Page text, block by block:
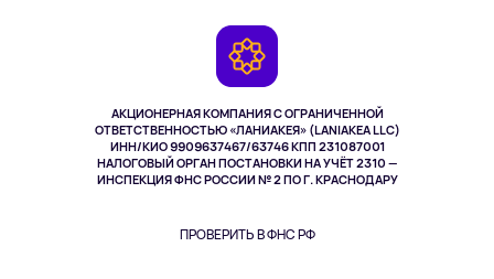
АКЦИОНЕРНАЯ КОМПАНИЯ С ОГРАНИЧЕННОЙ
ОТВЕТСТВЕННОСТЬЮ «ЛАНИАКЕЯ» (LANIAKEA LLC)
ИНН/КИО 9909637467/63746 КПП 231087001
НАЛОГОВЫЙ ОРГАН ПОСТАНОВКИ НА УЧЁТ 2310 —
ИНСПЕКЦИЯ ФНС РОССИИ № 2 ПО Г. КРАСНОДАРУ
ПРОВЕРИТЬ В ФНС РФ
Одежда и аксессуары